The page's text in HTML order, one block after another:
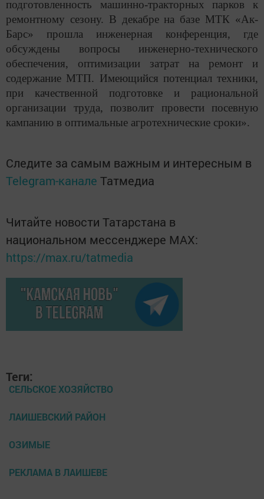
подготовленность машинно-тракторных парков к
ремонтному сезону. В декабре на базе МТК «Ак-
Барс» прошла инженерная конференция, где
обсуждены вопросы инженерно-технического
обеспечения, оптимизации затрат на ремонт и
содержание МТП. Имеющийся потенциал техники,
при качественной подготовке и рациональной
организации труда, позволит провести посевную
кампанию в оптимальные агротехнические сроки».
Следите за самым важным и интересным в
Telegram-канале Татмедиа
Читайте новости Татарстана в
национальном мессенджере MАХ:
https://max.ru/tatmedia
Теги:
СЕЛЬСКОЕ ХОЗЯЙСТВО
ЛАИШЕВСКИЙ РАЙОН
ОЗИМЫЕ
РЕКЛАМА В ЛАИШЕВЕ